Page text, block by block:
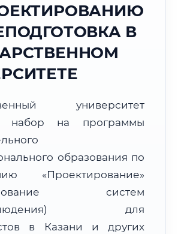
2026 г.
в г. Казань: +29°C ,Пасмурно
03:59 🌇 Закат:19:38
Республика Татарстан
Дистанционно
г. Казань
В
университет
набор на программы
образования по
«Проектирование»
систем
для
в Казани и других